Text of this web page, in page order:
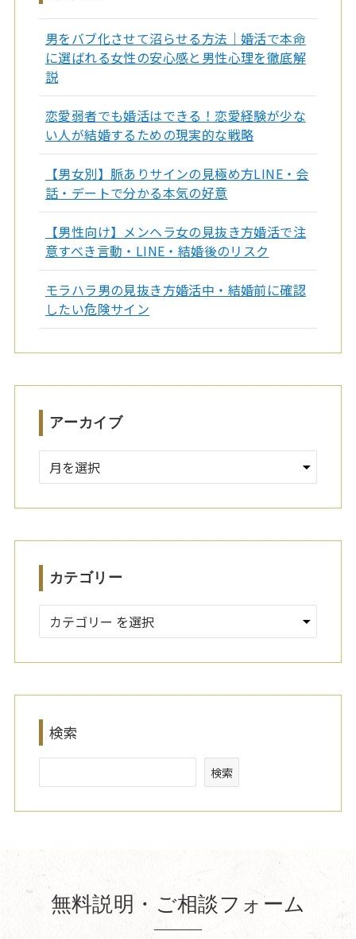
男をバブ化させて沼らせる方法｜婚活で本命
に選ばれる女性の安心感と男性心理を徹底解
説
恋愛弱者でも婚活はできる！恋愛経験が少な
い人が結婚するための現実的な戦略
【男女別】脈ありサインの見極め方LINE・会
話・デートで分かる本気の好意
【男性向け】メンヘラ女の見抜き方婚活で注
意すべき言動・LINE・結婚後のリスク
モラハラ男の見抜き方婚活中・結婚前に確認
したい危険サイン
アーカイブ
ー
カテゴリー
検索
検索
無料説明・ご相談フォーム